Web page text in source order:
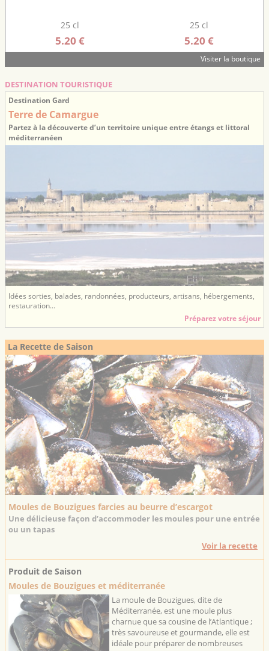
25 cl
5.20 €
25 cl
5.20 €
Visiter la boutique
DESTINATION TOURISTIQUE
Destination Gard
Terre de Camargue
Partez à la découverte d’un territoire unique entre étangs et littoral
méditerranéen
Idées sorties, balades, randonnées, producteurs, artisans, hébergements,
restauration...
Préparez votre séjour
La Recette de Saison
Moules de Bouzigues farcies au beurre d’escargot
Une délicieuse façon d’accommoder les moules pour une entrée
ou un tapas
Voir la recette
Produit de Saison
Moules de Bouzigues et méditerranée
La moule de Bouzigues, dite de
Méditerranée, est une moule plus
charnue que sa cousine de l’Atlantique ;
très savoureuse et gourmande, elle est
idéale pour préparer de nombreuses